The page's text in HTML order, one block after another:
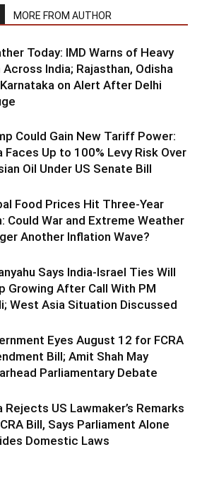
MORE FROM AUTHOR
Today: IMD Warns of Heavy
Across India; Rajasthan, Odisha
on Alert After Delhi
Could Gain New Tariff Power:
Faces Up to 100% Levy Risk Over
Oil Under US Senate Bill
Food Prices Hit Three-Year
Could War and Extreme Weather
Another Inflation Wave?
Says India-Israel Ties Will
Growing After Call With PM
West Asia Situation Discussed
Eyes August 12 for FCRA
Bill; Amit Shah May
Parliamentary Debate
Rejects US Lawmaker’s Remarks
Bill, Says Parliament Alone
Domestic Laws